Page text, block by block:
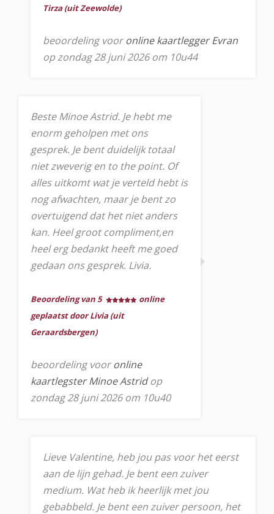
Tirza (uit Zeewolde)
beoordeling vooronline kaartlegger Evran
op zondag 28 juni 2026 om 10u44
Beste Minoe Astrid. Je hebt me
enorm geholpen met ons
gesprek. Je bent duidelijk totaal
niet zweverig en to the point. Of
alles uitkomt wat je verteld hebt is
nog afwachten, maar je bent zo
overtuigend dat het niet anders
kan. Heel groot compliment,en
heel erg bedankt heeft me goed
gedaan ons gesprek. Livia.
Beoordeling van 5
online
geplaatst door Livia (uit
Geraardsbergen)
beoordeling vooronline
kaartlegster Minoe Astridop
zondag 28 juni 2026 om 10u40
Lieve Valentine, heb jou pas voor het eerst
aan de lijn gehad. Je bent een zuiver
medium. Wat heb ik heerlijk met jou
gebabbeld. Je bent een zuiver persoon, het